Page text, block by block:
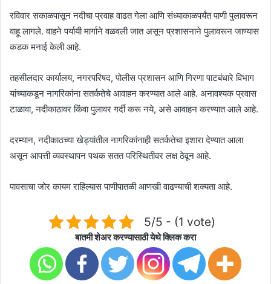
रविवार सकाळपासून नदीचा प्रवाह वाढत गेला आणि संध्याकाळपर्यंत पाणी पुलावरून
वाहू लागले. वाहने पर्यायी मार्गाने वळवली जात असून प्रशासनाने पुलावरून जाण्यास
कडक मनाई केली आहे.
तहसीलदार कार्यालय, नगरपरिषद, पोलीस प्रशासन आणि गिरणा पाटबंधारे विभाग
यांच्याकडून नागरिकांना सतर्कतेचे आवाहन करण्यात आले आहे. अनावश्यक प्रवास
टाळावा, नदीकाठावर किंवा पुलावर गर्दी करू नये, असे आवाहन करण्यात आले आहे.
दरम्यान, नदीकाठच्या खेड्यांतील नागरिकांनाही सतर्कतेचा इशारा देण्यात आला
असून आपत्ती व्यवस्थापन पथक सतत परिस्थितीवर लक्ष ठेवून आहे.
पावसाचा जोर कायम राहिल्यास पाणीपातळी आणखी वाढण्याची शक्यता आहे.
5/5 - (1 vote)
बातमी शेअर करण्यासाठी येथे क्लिक करा